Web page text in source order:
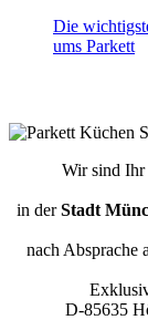
Die
ums Parkett
Wir sind Ihr
in derStadt
nach Absprache
D‑85635